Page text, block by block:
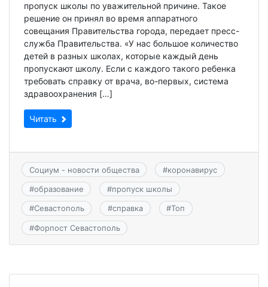
пропуск школы по уважительной причине. Такое
решение он принял во время аппаратного
совещания Правительства города, передает пресс-
служба Правительства. «У нас большое количество
детей в разных школах, которые каждый день
пропускают школу. Если с каждого такого ребенка
требовать справку от врача, во-первых, система
здравоохранения […]
Читать
Социум - новости общества #коронавирус
#образование #пропуск школы
#Севастополь #справка #Топ
#Форпост Севастополь